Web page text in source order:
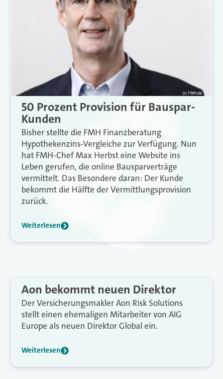
50 Prozent Provision für Bauspar-
Kunden
Bisher stellte die FMH Finanzberatung
Hypothekenzins-Vergleiche zur Verfügung. Nun
hat FMH-Chef Max Herbst eine Website ins
Leben gerufen, die online Bausparverträge
vermittelt. Das Besondere daran: Der Kunde
bekommt die Hälfte der Vermittlungsprovision
zurück.
Weiterlesen
Aon bekommt neuen Direktor
Der Versicherungsmakler Aon Risk Solutions
stellt einen ehemaligen Mitarbeiter von AIG
Europe als neuen Direktor Global ein.
Weiterlesen